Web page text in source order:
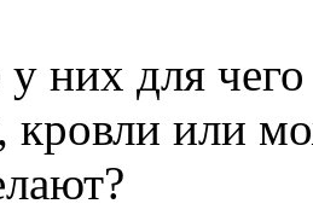
них для
кровли или